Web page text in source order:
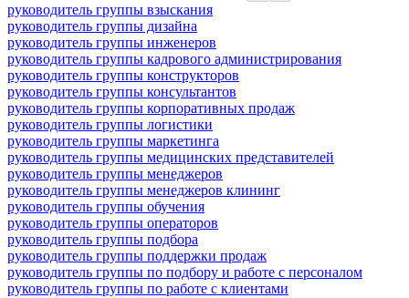
руководитель группы взыскания
руководитель группы дизайна
руководитель группы инженеров
руководитель группы кадрового администрирования
руководитель группы конструкторов
руководитель группы консультантов
руководитель группы корпоративных продаж
руководитель группы логистики
руководитель группы маркетинга
руководитель группы медицинских представителей
руководитель группы менеджеров
руководитель группы менеджеров клининг
руководитель группы обучения
руководитель группы операторов
руководитель группы подбора
руководитель группы поддержки продаж
руководитель группы по подбору и работе с персоналом
руководитель группы по работе с клиентами